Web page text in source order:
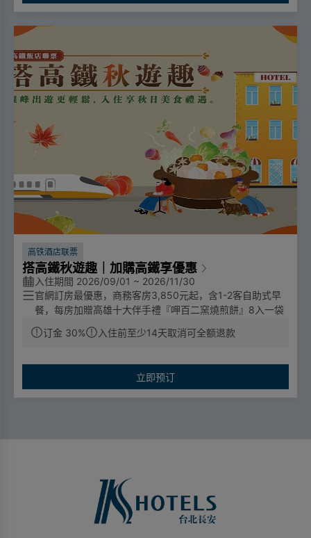
🔼優待票：符合敬老、愛心、孩童身分者，享全額票價之5
高铁酒店联票
搭高鐵秋遊趣｜加購高鐵享優惠
入住期間 2026/09/01 ~ 2026/11/30
官網訂房最優惠，商務客房3,850元起，含1-2客自助式早
餐，每房加贈高雄十大伴手禮 『呷百二窯燒煎餅』 8 入一袋
🔼成人票：標準車廂對號座或商務車廂搭乘享全票票價95
订金 30% 入住前至少14天取消可全额退款
立即预订